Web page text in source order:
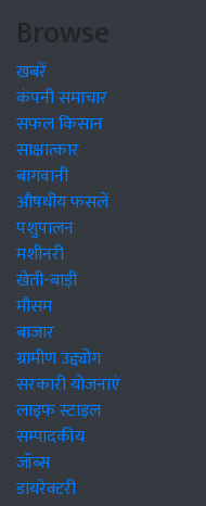
Browse
खबरें
कंपनी समाचार
सफल किसान
साक्षात्कार
बागवानी
औषधीय फसलें
पशुपालन
मशीनरी
खेती-बाड़ी
मौसम
बाजार
ग्रामीण उद्द्योग
सरकारी योजनाएं
लाइफ स्टाइल
सम्पादकीय
जॉब्स
डायरेक्टरी